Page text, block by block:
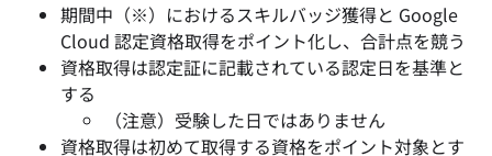
期間中（※）におけるスキルバッジ獲得と Google
Cloud 認定資格取得をポイント化し、合計点を競う
資格取得は認定証に記載されている認定日を基準と
する
（注意）受験した日ではありません
資格取得は初めて取得する資格をポイント対象とす